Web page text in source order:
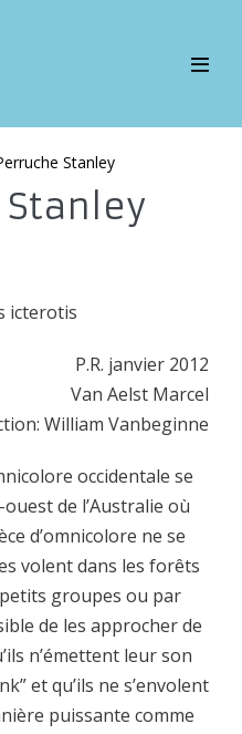
Stanley
Stanley
icterotis
P.R. janvier 2012
Van Aelst Marcel
William Vanbeginne
occidentale se
de l’Australie où
d’omnicolore ne se
volent dans les forêts
groupes ou par
de les approcher de
n’émettent leur son
et qu’ils ne s’envolent
puissante comme